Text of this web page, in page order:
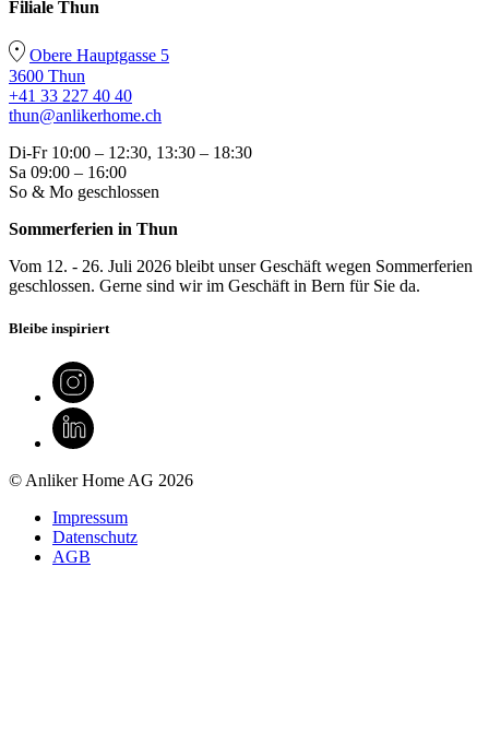
Filiale Thun
Obere Hauptgasse 5
3600 Thun
+41 33 227 40 40
thun@anlikerhome.ch
Di-Fr 10:00 – 12:30, 13:30 – 18:30
Sa 09:00 – 16:00
So & Mo geschlossen
Sommerferien in Thun
Vom 12. - 26. Juli 2026 bleibt unser Geschäft wegen Sommerferien
geschlossen. Gerne sind wir im Geschäft in Bern für Sie da.
Bleibe inspiriert
© Anliker Home AG 2026
Impressum
Datenschutz
AGB